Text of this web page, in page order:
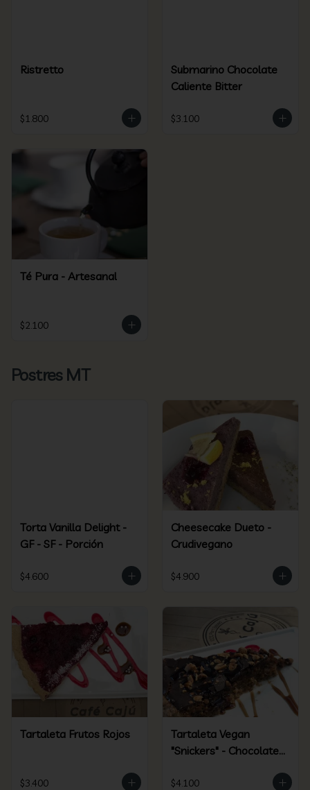
Ristretto
$1.800
Submarino Chocolate
Caliente Bitter
$3.100
Té Pura - Artesanal
$2.100
Postres MT
Torta Vanilla Delight -
GF - SF - Porción
$4.600
Cheesecake Dueto -
Crudivegano
$4.900
Tartaleta Frutos Rojos
$3.400
Tartaleta Vegan
"Snickers" - Chocolate /
$4.100